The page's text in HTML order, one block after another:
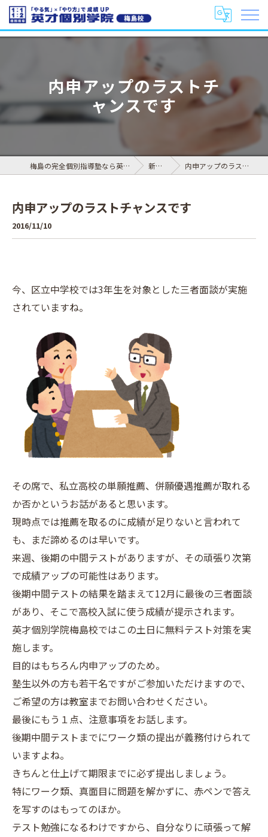
内申アップのラストチ
ャンスです
梅島の完全個別指導塾なら英才個別学院 梅島校 新着情報 内申アップのラストチャンスです
内申アップのラストチャンスです
2016/11/10
今、区立中学校では3年生を対象とした三者面談が実施
されていますね。
その席で、私立高校の単願推薦、併願優遇推薦が取れる
か否かというお話があると思います。
現時点では推薦を取るのに成績が足りないと言われて
も、まだ諦めるのは早いです。
来週、後期の中間テストがありますが、その頑張り次第
で成績アップの可能性はあります。
後期中間テストの結果を踏まえて12月に最後の三者面談
があり、そこで高校入試に使う成績が提示されます。
英才個別学院梅島校ではこの土日に無料テスト対策を実
施します。
目的はもちろん内申アップのため。
塾生以外の方も若干名ですがご参加いただけますので、
ご希望の方は教室までお問い合わせください。
最後にもう１点、注意事項をお話します。
後期中間テストまでにワーク類の提出が義務付けられて
いますよね。
きちんと仕上げて期限までに必ず提出しましょう。
特にワーク類、真面目に問題を解かずに、赤ペンで答え
を写すのはもってのほか。
テスト勉強になるわけですから、自分なりに頑張って解